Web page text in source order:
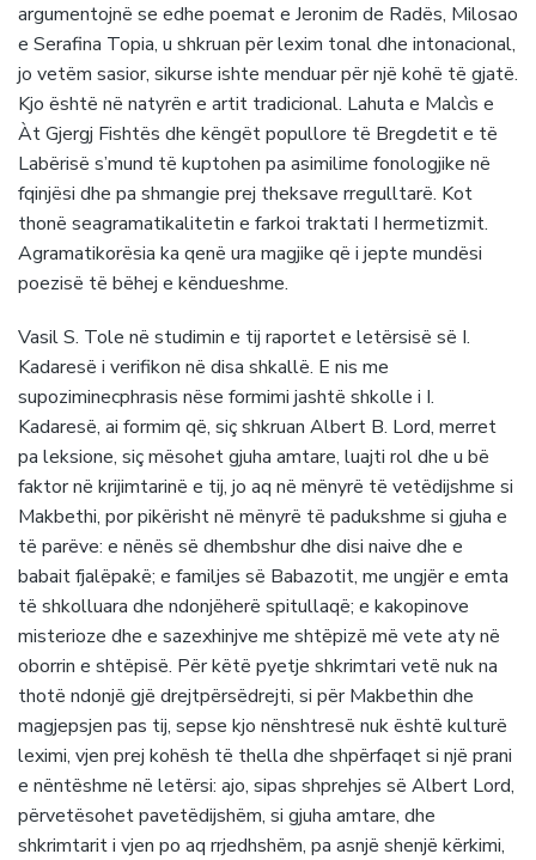
argumentojnë se edhe poemat e Jeronim de Radës, Milosao
e Serafina Topia, u shkruan për lexim tonal dhe intonacional,
jo vetëm sasior, sikurse ishte menduar për një kohë të gjatë.
Kjo është në natyrën e artit tradicional. Lahuta e Malcìs e
Àt Gjergj Fishtës dhe këngët popullore të Bregdetit e të
Labërisë s’mund të kuptohen pa asimilime fonologjike në
fqinjësi dhe pa shmangie prej theksave rregulltarë. Kot
thonë seagramatikalitetin e farkoi traktati I hermetizmit.
Agramatikorësia ka qenë ura magjike që i jepte mundësi
poezisë të bëhej e këndueshme.
Vasil S. Tole në studimin e tij raportet e letërsisë së I.
Kadaresë i verifikon në disa shkallë. E nis me
supoziminecphrasis nëse formimi jashtë shkolle i I.
Kadaresë, ai formim që, siç shkruan Albert B. Lord, merret
pa leksione, siç mësohet gjuha amtare, luajti rol dhe u bë
faktor në krijimtarinë e tij, jo aq në mënyrë të vetëdijshme si
Makbethi, por pikërisht në mënyrë të padukshme si gjuha e
të parëve: e nënës së dhembshur dhe disi naive dhe e
babait fjalëpakë; e familjes së Babazotit, me ungjër e emta
të shkolluara dhe ndonjëherë spitullaqë; e kakopinove
misterioze dhe e sazexhinjve me shtëpizë më vete aty në
oborrin e shtëpisë. Për këtë pyetje shkrimtari vetë nuk na
thotë ndonjë gjë drejtpërsëdrejti, si për Makbethin dhe
magjepsjen pas tij, sepse kjo nënshtresë nuk është kulturë
leximi, vjen prej kohësh të thella dhe shpërfaqet si një prani
e nëntëshme në letërsi: ajo, sipas shprehjes së Albert Lord,
përvetësohet pavetëdijshëm, si gjuha amtare, dhe
shkrimtarit i vjen po aq rrjedhshëm, pa asnjë shenjë kërkimi,